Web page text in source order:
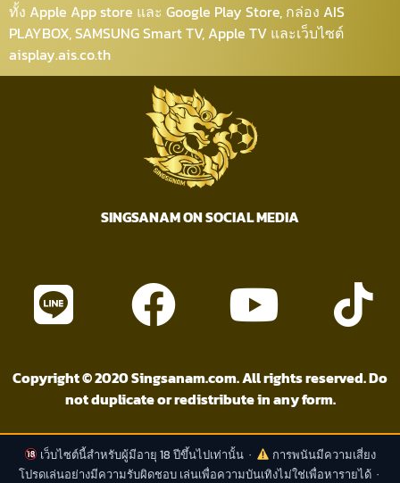
ทั้ง Apple App store และ Google Play Store, กล่อง AIS
PLAYBOX, SAMSUNG Smart TV, Apple TV และเว็บไซต์
aisplay.ais.co.th
SINGSANAM ON SOCIAL MEDIA
Copyright © 2020 Singsanam.com. All rights reserved. Do
not duplicate or redistribute in any form.
เว็บไซต์นี้สำหรับผู้มีอายุ 18 ปีขึ้นไปเท่านั้น ·
การพนันมีความเสี่ยง
โปรดเล่นอย่างมีความรับผิดชอบ เล่นเพื่อความบันเทิงไม่ใช่เพื่อหารายได้ ·